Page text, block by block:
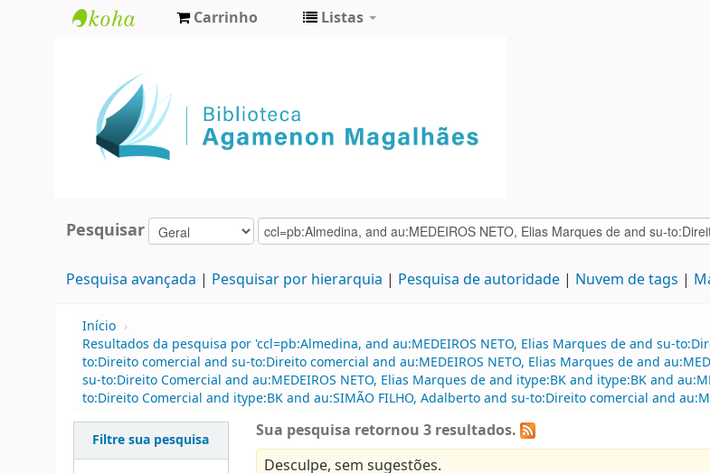
Agamenon
Magalhães
Carrinho Listas
Pesquisar
Pesquisa avançada Pesquisar por hierarquia Pesquisa de autoridade Nuvem de tags
Início ›
Resultados da pesquisa por 'ccl=pb:Almedina, and au:MEDEIROS NETO, Elias Marques de and su-
to:Direito comercial and su-to:Direito comercial and au:MEDEIROS NETO, Elias Marques de and
su-to:Direito Comercial and au:MEDEIROS NETO, Elias Marques de and itype:BK and itype:BK and
to:Direito Comercial and itype:BK and au:SIMÃO FILHO, Adalberto and su-to:Direito comercial and
Filtre sua pesquisa
Sua pesquisa retornou 3 resultados.
Desculpe, sem sugestões.